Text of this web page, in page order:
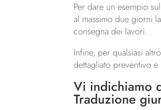
Per dare un esempio
al massimo due giorni
consegna dei lavori.
Infine, per qualsiasi
dettagliato preventivo
Vi indichiamo
Traduzione